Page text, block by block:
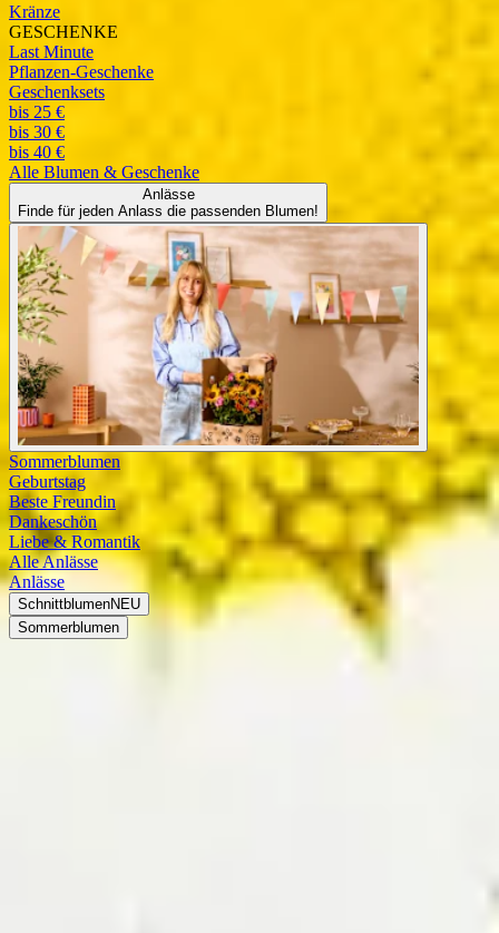
Kränze
GESCHENKE
Last Minute
Pflanzen-Geschenke
Geschenksets
bis 25 €
bis 30 €
bis 40 €
Alle Blumen & Geschenke
Anlässe
Finde für jeden Anlass die passenden Blumen!
Sommerblumen
Geburtstag
Beste Freundin
Dankeschön
Liebe & Romantik
Alle Anlässe
Anlässe
SchnittblumenNEU
Sommerblumen